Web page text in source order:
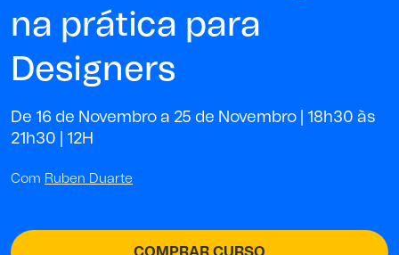
na prática para
Designers
De 16 de Novembro a 25 de Novembro | 18h30 às
21h30 | 12H
Com Ruben Duarte